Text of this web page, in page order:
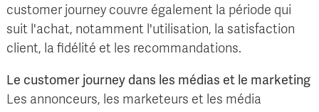
customer journey couvre également la période qui
suit l'achat, notamment l'utilisation, la satisfaction
client, la fidélité et les recommandations.
Le customer journey dans les médias et le marketing
Les annonceurs, les marketeurs et les média